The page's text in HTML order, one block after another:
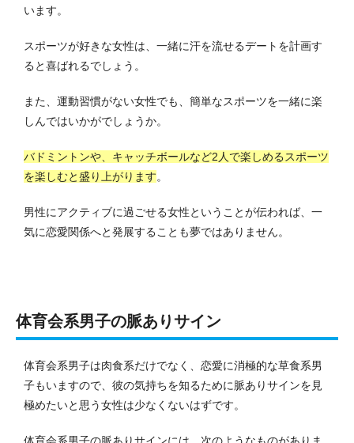
います。
スポーツが好きな女性は、一緒に汗を流せるデートを計画す
ると喜ばれるでしょう。
また、運動習慣がない女性でも、簡単なスポーツを一緒に楽
しんではいかがでしょうか。
バドミントンや、キャッチボールなど2人で楽しめるスポーツ
を楽しむと盛り上がります。
男性にアクティブに過ごせる女性ということが伝われば、一
気に恋愛関係へと発展することも夢ではありません。
体育会系男子の脈ありサイン
体育会系男子は肉食系だけでなく、恋愛に消極的な草食系男
子もいますので、彼の気持ちを知るために脈ありサインを見
極めたいと思う女性は少なくないはずです。